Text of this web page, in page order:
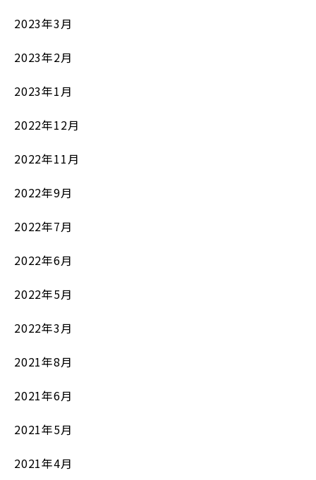
2023年3月
2023年2月
2023年1月
2022年12月
2022年11月
2022年9月
2022年7月
2022年6月
2022年5月
2022年3月
2021年8月
2021年6月
2021年5月
2021年4月